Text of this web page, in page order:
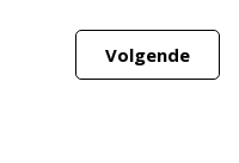
Volgende